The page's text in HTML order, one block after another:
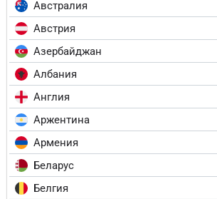
Австралия
Австрия
Азербайджан
Албания
Англия
Аржентина
Армения
Беларус
Белгия